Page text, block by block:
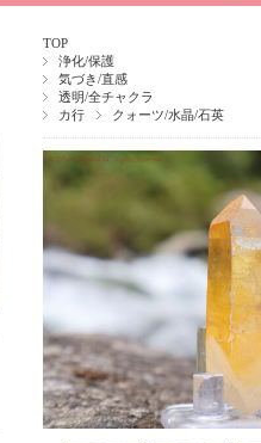
TOP
浄化/保護
気づき/直感
透明/全チャクラ
カ行
クォーツ/水晶/石英